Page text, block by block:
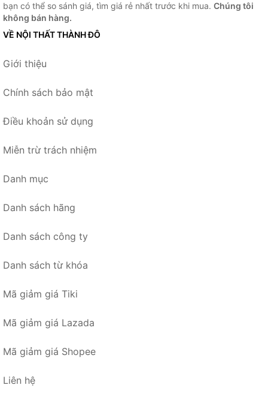
bạn có thể so sánh giá, tìm giá rẻ nhất trước khi mua. Chúng tôi
không bán hàng.
VỀ NỘI THẤT THÀNH ĐÔ
Giới thiệu
Chính sách bảo mật
Điều khoản sử dụng
Miễn trừ trách nhiệm
Danh mục
Danh sách hãng
Danh sách công ty
Danh sách từ khóa
Mã giảm giá Tiki
Mã giảm giá Lazada
Mã giảm giá Shopee
Liên hệ